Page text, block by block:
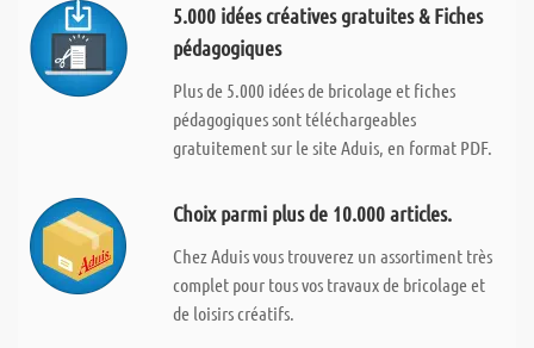
5.000 idées créatives gratuites & Fiches
pédagogiques
Plus de 5.000 idées de bricolage et fiches
pédagogiques sont téléchargeables
gratuitement sur le site Aduis, en format PDF.
Choix parmi plus de 10.000 articles.
Chez Aduis vous trouverez un assortiment très
complet pour tous vos travaux de bricolage et
de loisirs créatifs.